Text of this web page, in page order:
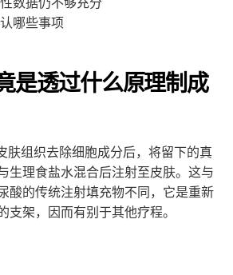
哪些事项
是透过什么原理制成
肤组织去除细胞成分后，将留下的真
生理食盐水混合后注射至皮肤。这与
酸的传统注射填充物不同，它是重新
支架，因而有别于其他疗程。